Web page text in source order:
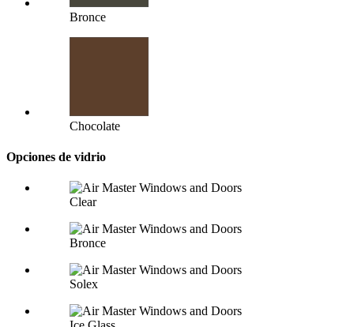
Bronce
Chocolate
Opciones de vidrio
Clear
Bronce
Solex